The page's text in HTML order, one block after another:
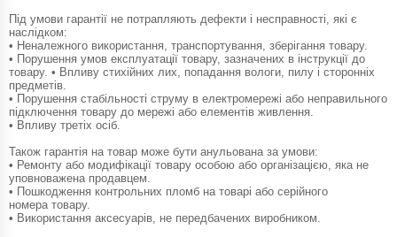
Під умови гарантії не потрапляють дефекти і несправності, які є
наслідком:
• Неналежного використання, транспортування, зберігання товару.
• Порушення умов експлуатації товару, зазначених в інструкції до
товару. • Впливу стихійних лих, попадання вологи, пилу і сторонніх
предметів.
• Порушення стабільності струму в електромережі або неправильного
підключення товару до мережі або елементів живлення.
• Впливу третіх осіб.
Також гарантія на товар може бути анульована за умови:
• Ремонту або модифікації товару особою або організацією, яка не
уповноважена продавцем.
• Пошкодження контрольних пломб на товарі або серійного
номера товару.
• Використання аксесуарів, не передбачених виробником.